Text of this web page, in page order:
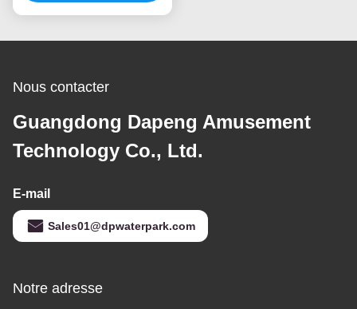
en eau et de traitement
Nous contacter
Guangdong Dapeng Amusement
Technology Co., Ltd.
E-mail
Sales01@dpwaterpark.com
Notre adresse